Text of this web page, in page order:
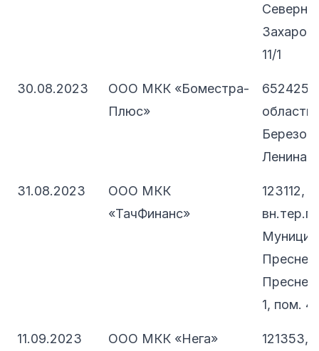
11/1
30.08.2023
ООО МКК «Боместра-
Плюс»
652425,
область
Ленина,
31.08.2023
ООО МКК
«ТачФинанс»
123112,
вн.тер.г.
1, пом.
11.09.2023 ООО МКК «Нега»
121353,